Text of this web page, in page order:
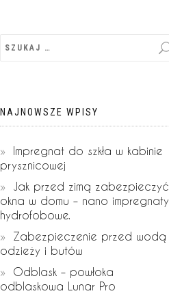
NAJNOWSZE WPISY
Impregnat do szkła w kabinie
prysznicowej
Jak przed zimą zabezpieczyć
okna w domu – nano impregnaty
hydrofobowe.
Zabezpieczenie przed wodą
odzieży i butów
Odblask – powłoka
odblaskowa Lunar Pro